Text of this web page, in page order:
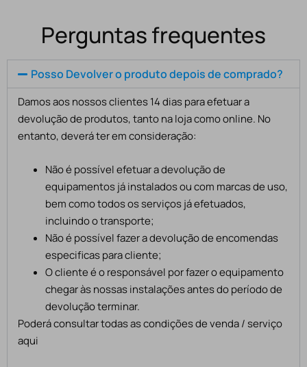
Perguntas frequentes
Posso Devolver o produto depois de comprado?
Damos aos nossos clientes 14 dias para efetuar a
devolução de produtos, tanto na loja como online. No
entanto, deverá ter em consideração:
Não é possível efetuar a devolução de
equipamentos já instalados ou com marcas de uso,
bem como todos os serviços já efetuados,
incluindo o transporte;
Não é possível fazer a devolução de encomendas
especificas para cliente;
O cliente é o responsável por fazer o equipamento
chegar às nossas instalações antes do período de
devolução terminar.
Poderá consultar todas as condições de venda / serviço
aqui